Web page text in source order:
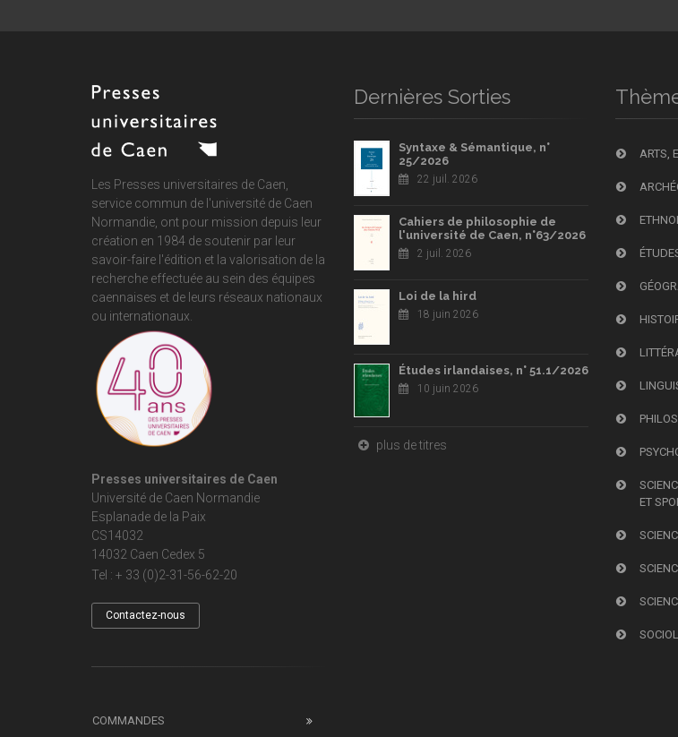
Les Presses universitaires de Caen,
service commun de l'université de Caen
Normandie, ont pour mission depuis leur
création en 1984 de soutenir par leur
savoir-faire l'édition et la valorisation de la
recherche effectuée au sein des équipes
caennaises et de leurs réseaux nationaux
ou internationaux.
Presses universitaires de Caen
Université de Caen Normandie
Esplanade de la Paix
CS14032
14032 Caen Cedex 5
Tel : + 33 (0)2-31-56-62-20
Contactez-nous
COMMANDES
Dernières Sorties
Syntaxe & Sémantique, n°
25/2026
22 juil. 2026
Cahiers de philosophie de
l'université de Caen, n°63/2026
2 juil. 2026
Loi de la hird
18 juin 2026
Études irlandaises, n° 51.1/2026
10 juin 2026
plus de titres
ARTS,
ET